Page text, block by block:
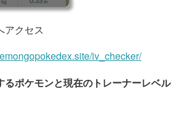
アクセス
iv_checker/
るポケモンと現在のトレーナーレベル